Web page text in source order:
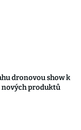
dronovou show k
produktů